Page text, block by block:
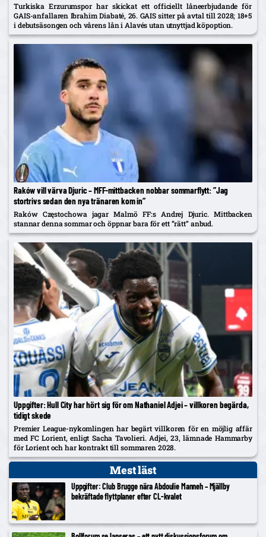
Turkiska Erzurumspor har skickat ett officiellt låneerbjudande för
GAIS-anfallaren Ibrahim Diabaté, 26. GAIS sitter på avtal till 2028; 18+5
i debutsäsongen och vårens lån i Alavés utan utnyttjad köpoption.
Raków vill värva Djuric – MFF-mittbacken nobbar sommarflytt: ”Jag
stortrivs sedan den nya tränaren kom in”
Raków Częstochowa jagar Malmö FF:s Andrej Djuric. Mittbacken
stannar denna sommar och öppnar bara för ett ”rätt” anbud.
Uppgifter: Hull City har hört sig för om Nathaniel Adjei – villkoren begärda,
tidigt skede
Premier League-nykomlingen har begärt villkoren för en möjlig affär
med FC Lorient, enligt Sacha Tavolieri. Adjei, 23, lämnade Hammarby
för Lorient och har kontrakt till sommaren 2028.
Mest läst
Uppgifter: Club Brugge nära Abdoulie Manneh – Mjällby
bekräftade flyttplaner efter CL-kvalet